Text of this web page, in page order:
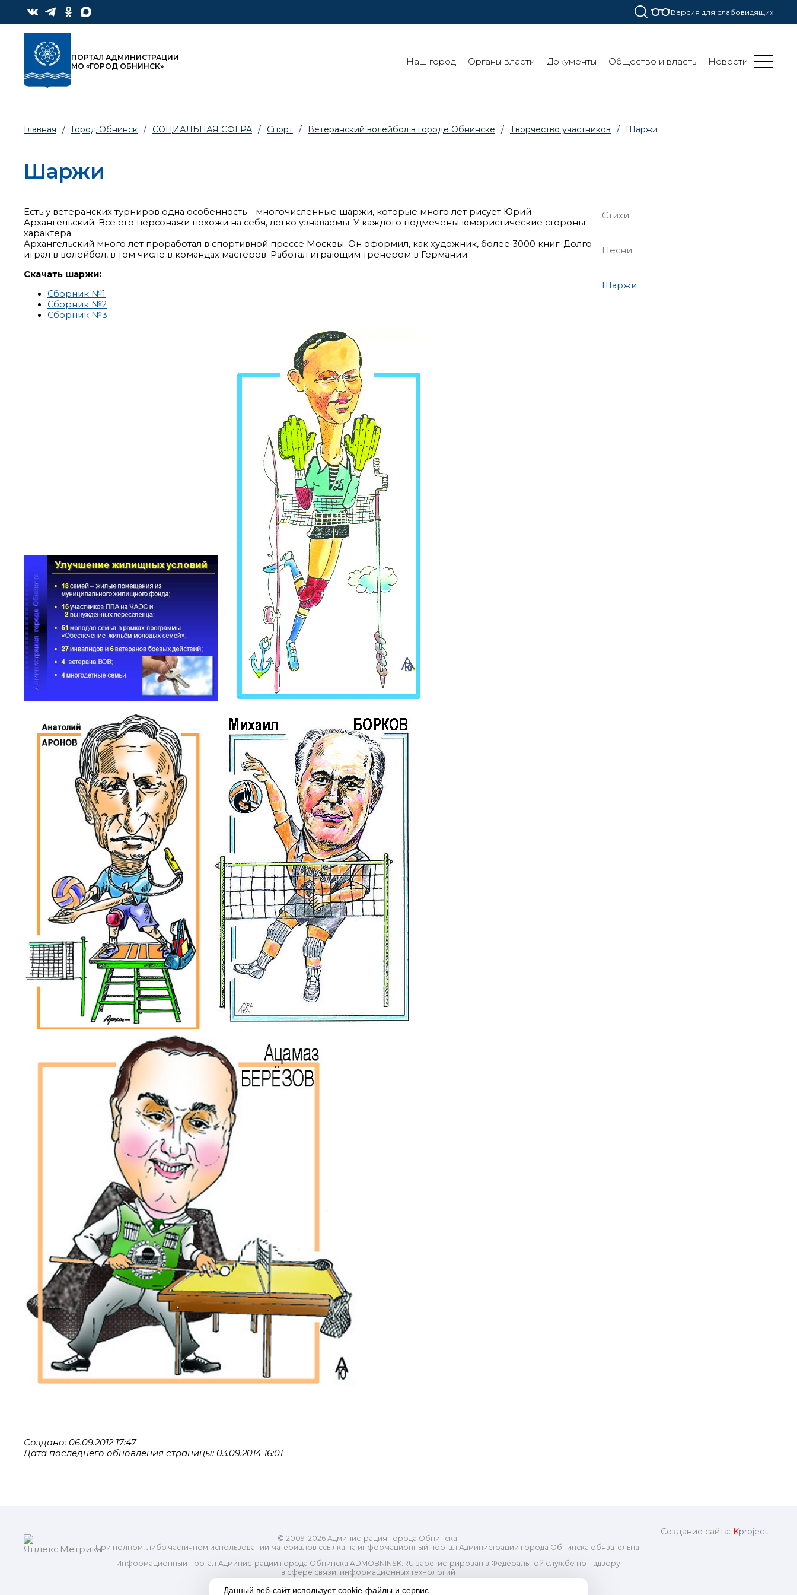
Версия для слабовидящих
ПОРТАЛ АДМИНИСТРАЦИИ
МО «ГОРОД ОБНИНСК»
Наш город Органы власти Документы Общество и власть Новости
Главная / Город Обнинск / СОЦИАЛЬНАЯ СФЕРА / Спорт / Ветеранский волейбол в городе Обнинске / Творчество участников / Шаржи
Шаржи
Есть у ветеранских турниров одна особенность – многочисленные шаржи, которые много лет рисует Юрий
Архангельский. Все его персонажи похожи на себя, легко узнаваемы. У каждого подмечены юмористические стороны
характера.
Архангельский много лет проработал в спортивной прессе Москвы. Он оформил, как художник, более 3000 книг. Долго
играл в волейбол, в том числе в командах мастеров. Работал играющим тренером в Германии.
Скачать шаржи:
Сборник №1
Сборник №2
Сборник №3
Создано: 06.09.2012 17:47
Дата последнего обновления страницы: 03.09.2014 16:01
Стихи
Песни
Шаржи
© 2009-2026 Администрация города Обнинска.
При полном, либо частичном использовании материалов ссылка на информационный портал Администрации города Обнинска обязательна.
Информационный портал Администрации города Обнинска ADMOBNINSK.RU зарегистрирован в Федеральной службе по надзору
в сфере связи, информационных технологий
и массовых коммуникаций (Роскомнадзор) 24 июля 2018 года.
Свидетельство о регистрации Эл № ФС77-73321
Создание сайта: Kproject
Данный веб-сайт использует cookie-файлы и сервис